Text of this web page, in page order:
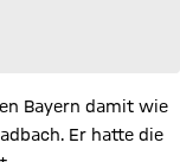
Bayern damit wie
Er hatte die